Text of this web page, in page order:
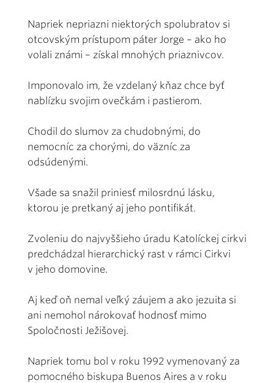
Napriek nepriazni niektorých spolubratov si
otcovským prístupom páter Jorge – ako ho
volali známi – získal mnohých priaznivcov.
Imponovalo im, že vzdelaný kňaz chce byť
nablízku svojim ovečkám i pastierom.
Chodil do slumov za chudobnými, do
nemocníc za chorými, do väzníc za
odsúdenými.
Všade sa snažil priniesť milosrdnú lásku,
ktorou je pretkaný aj jeho pontifikát.
Zvoleniu do najvyššieho úradu Katolíckej cirkvi
predchádzal hierarchický rast v rámci Cirkvi
v jeho domovine.
Aj keď oň nemal veľký záujem a ako jezuita si
ani nemohol nárokovať hodnosť mimo
Spoločnosti Ježišovej.
Napriek tomu bol v roku 1992 vymenovaný za
pomocného biskupa Buenos Aires a v roku